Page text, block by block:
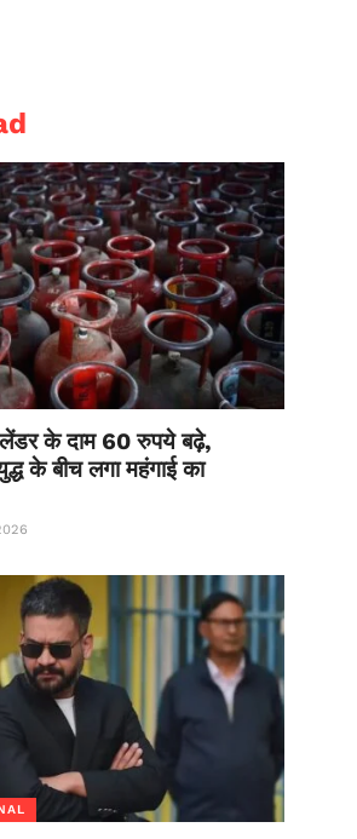
के दाम 60 रुपये बढ़े,
के बीच लगा महंगाई का